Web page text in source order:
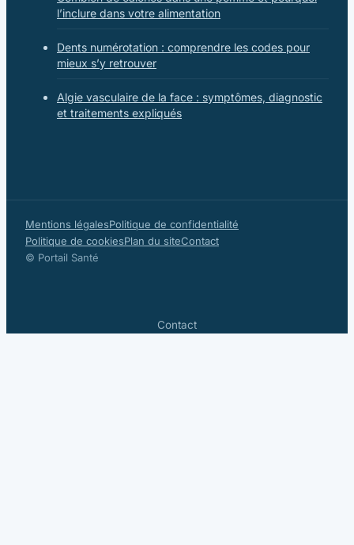
l’inclure dans votre alimentation
Dents numérotation : comprendre les codes pour
mieux s’y retrouver
Algie vasculaire de la face : symptômes, diagnostic
et traitements expliqués
Mentions légalesPolitique de confidentialité
Politique de cookiesPlan du siteContact
© Portail Santé
Contact